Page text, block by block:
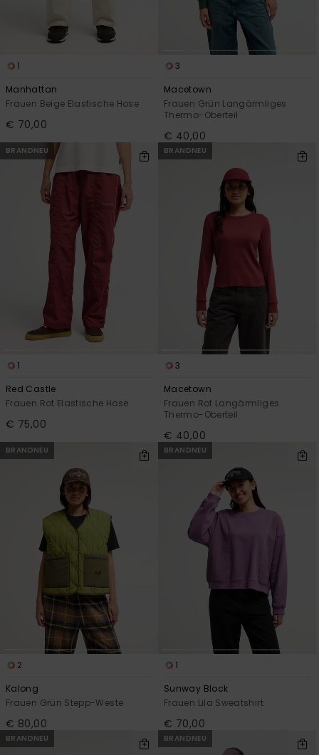
1
Manhattan
Frauen Beige Elastische Hose
€ 70,00
3
Macetown
Frauen Grün Langärmliges
Thermo-Oberteil
€ 40,00
BRANDNEU
1
Red Castle
Frauen Rot Elastische Hose
€ 75,00
BRANDNEU
3
Macetown
Frauen Rot Langärmliges
Thermo-Oberteil
€ 40,00
BRANDNEU
2
Kalong
Frauen Grün Stepp-Weste
€ 80,00
BRANDNEU
1
Sunway Block
Frauen Lila Sweatshirt
€ 70,00
BRANDNEU BRANDNEU